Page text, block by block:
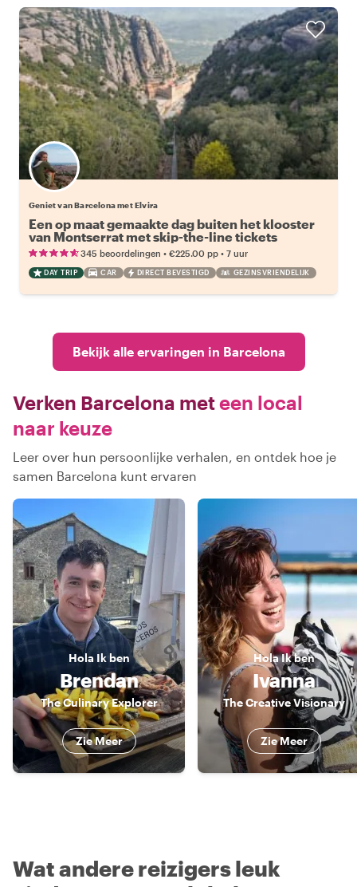
Geniet van Barcelona met Elvira
Een op maat gemaakte dag buiten het klooster
van Montserrat met skip-the-line tickets
345 beoordelingen • €225.00 pp • 7 uur
DAY TRIP CAR DIRECT BEVESTIGD GEZINSVRIENDELIJK
Bekijk alle ervaringen in Barcelona
Verken Barcelona meteen local
naar keuze
Leer over hun persoonlijke verhalen, en ontdek hoe je
samen Barcelona kunt ervaren
Hola Ik ben
Brendan
The Culinary Explorer
Zie Meer
HolaIk ben
Ivanna
The Creative Visionary
Zie Meer
Wat andere reizigers leuk